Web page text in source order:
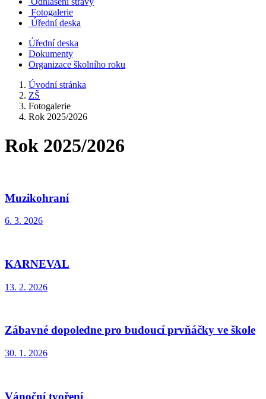
Fotogalerie
Úřední deska
Úřední deska
Dokumenty
Organizace školního roku
Úvodní stránka
ZŠ
Fotogalerie
Rok 2025/2026
Rok 2025/2026
Muzikohraní
6. 3. 2026
KARNEVAL
13. 2. 2026
Zábavné dopoledne pro budoucí prvňáčky ve škole
30. 1. 2026
Vánoční tvoření